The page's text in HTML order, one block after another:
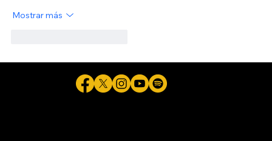
Mostrar más